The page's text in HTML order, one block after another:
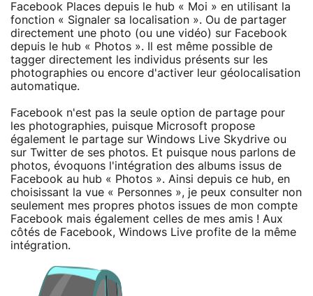
Facebook Places depuis le hub « Moi » en utilisant la
fonction « Signaler sa localisation ». Ou de partager
directement une photo (ou une vidéo) sur Facebook
depuis le hub « Photos ». Il est même possible de
tagger directement les individus présents sur les
photographies ou encore d'activer leur géolocalisation
automatique.
Facebook n'est pas la seule option de partage pour
les photographies, puisque Microsoft propose
également le partage sur Windows Live Skydrive ou
sur Twitter de ses photos. Et puisque nous parlons de
photos, évoquons l'intégration des albums issus de
Facebook au hub « Photos ». Ainsi depuis ce hub, en
choisissant la vue « Personnes », je peux consulter non
seulement mes propres photos issues de mon compte
Facebook mais également celles de mes amis ! Aux
côtés de Facebook, Windows Live profite de la même
intégration.